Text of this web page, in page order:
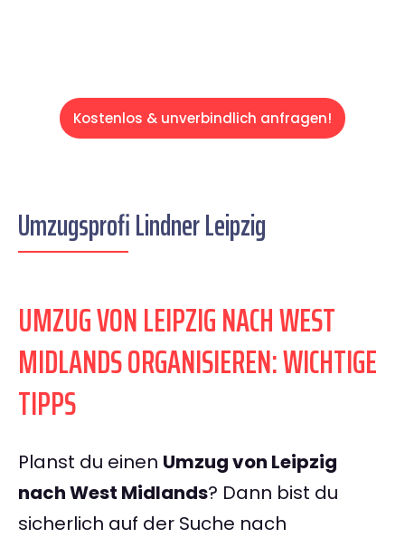
Kostenlos & unverbindlich anfragen!
Umzugsprofi Lindner Leipzig
UMZUG VON LEIPZIG NACH WEST
MIDLANDS ORGANISIEREN: WICHTIGE
TIPPS
Planst du einen Umzug von Leipzig
nach West Midlands? Dann bist du
sicherlich auf der Suche nach